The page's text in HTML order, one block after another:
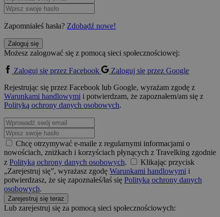
Zapomniałeś hasła? Zdobądź nowe!
Zaloguj się
Możesz zalogować się z pomocą sieci społecznościowej:
Zaloguj się przez Facebook
Zaloguj się przez Google
Rejestrując się przez Facebook lub Google, wyrażam zgodę z
Warunkami handlowymi i potwierdzam, że zapoznałem/am się z
Polityką ochrony danych osobowych.
Chcę otrzymywać e-maile z regularnymi informacjami o
nowościach, zniżkach i korzyściach płynących z Travelking zgodnie
z Polityką ochrony danych osobowych.
Klikając przycisk
„Zarejestruj się”, wyrażasz zgodę Warunkami handlowymi i
potwierdzasz, że się zapoznałeś/łaś się Polityką ochrony danych
osobowych.
Zarejestruj się teraz
Lub zarejestruj się za pomocą sieci społecznościowych: